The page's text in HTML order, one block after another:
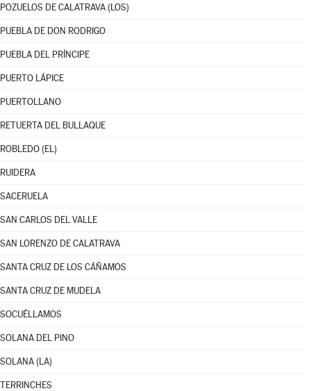
POZUELOS DE CALATRAVA (LOS)
PUEBLA DE DON RODRIGO
PUEBLA DEL PRÍNCIPE
PUERTO LÁPICE
PUERTOLLANO
RETUERTA DEL BULLAQUE
ROBLEDO (EL)
RUIDERA
SACERUELA
SAN CARLOS DEL VALLE
SAN LORENZO DE CALATRAVA
SANTA CRUZ DE LOS CÁÑAMOS
SANTA CRUZ DE MUDELA
SOCUÉLLAMOS
SOLANA DEL PINO
SOLANA (LA)
TERRINCHES